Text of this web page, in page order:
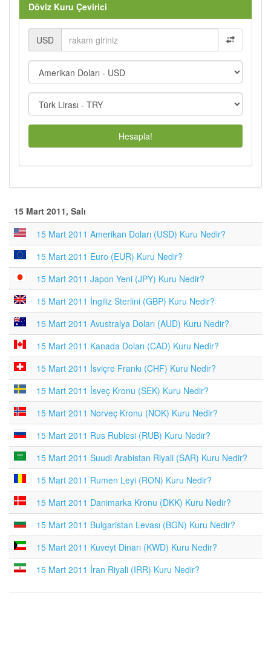
Döviz Kuru Çevirici
USD
Hesapla!
15 Mart 2011, Salı
15 Mart 2011 Amerikan Doları (USD) Kuru Nedir?
15 Mart 2011 Euro (EUR) Kuru Nedir?
15 Mart 2011 Japon Yeni (JPY) Kuru Nedir?
15 Mart 2011 İngiliz Sterlini (GBP) Kuru Nedir?
15 Mart 2011 Avustralya Doları (AUD) Kuru Nedir?
15 Mart 2011 Kanada Doları (CAD) Kuru Nedir?
15 Mart 2011 İsviçre Frankı (CHF) Kuru Nedir?
15 Mart 2011 İsveç Kronu (SEK) Kuru Nedir?
15 Mart 2011 Norveç Kronu (NOK) Kuru Nedir?
15 Mart 2011 Rus Rublesi (RUB) Kuru Nedir?
15 Mart 2011 Suudi Arabistan Riyali (SAR) Kuru Nedir?
15 Mart 2011 Rumen Leyi (RON) Kuru Nedir?
15 Mart 2011 Danimarka Kronu (DKK) Kuru Nedir?
15 Mart 2011 Bulgaristan Levası (BGN) Kuru Nedir?
15 Mart 2011 Kuveyt Dinarı (KWD) Kuru Nedir?
15 Mart 2011 İran Riyali (IRR) Kuru Nedir?